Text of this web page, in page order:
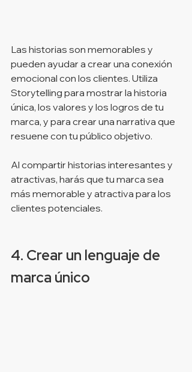
Las historias son memorables y
pueden ayudar a crear una conexión
emocional con los clientes. Utiliza
Storytelling para mostrar la historia
única, los valores y los logros de tu
marca, y para crear una narrativa que
resuene con tu público objetivo.
Al compartir historias interesantes y
atractivas, harás que tu marca sea
más memorable y atractiva para los
clientes potenciales.
4. Crear un lenguaje de
marca único